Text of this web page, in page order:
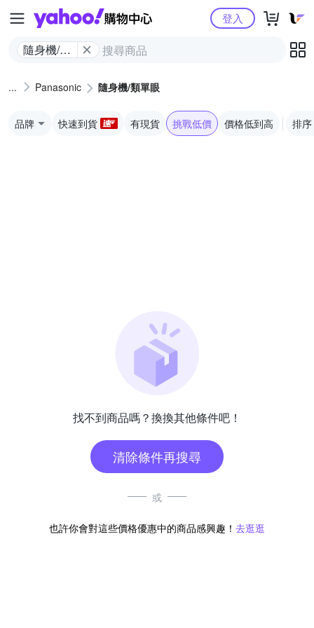
Yahoo購物中心
隨身機/類
登入
Panasonic 隨身機/類單眼
品牌 快速到貨 有現貨 挑戰低價 價格低到高 排序
找不到商品嗎？換換其他條件吧！
清除條件再搜尋
或
也許你會對這些價格優惠中的商品感興趣！ 去逛逛